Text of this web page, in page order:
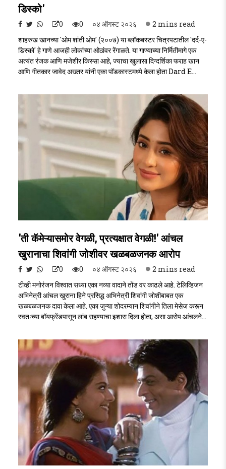
डिस्को'
0 0 ०४ ऑगस्ट २०२६
2 mins read
शाहरुख खानच्या 'ओम शांती ओम' (२००७) या ब्लॉकबस्टर चित्रपटातील 'दर्द-ए-
डिस्को' हे गाणे आजही लोकांच्या ओठांवर रेंगाळते. या गाण्याच्या निर्मितीमागे एक
अत्यंत रंजक आणि मजेशीर किस्सा आहे, ज्याचा खुलासा दिग्दर्शिका फराह खान
आणि गीतकार जावेद अख्तर यांनी एका पॉडकास्टमध्ये केला होता Dard E
'ती कॅमेऱ्यासमोर वेगळी, प्रत्यक्षात वेगळी!' आंचल
खुरानाचा शिवांगी जोशीवर खळबळजनक आरोप
0 0 ०४ ऑगस्ट २०२६
2 mins read
टीव्ही मनोरंजन विश्वात सध्या एका नव्या वादाने तोंड वर काढले आहे. टेलिव्हिजन
अभिनेत्री आंचल खुराना हिने प्रसिद्ध अभिनेत्री शिवांगी जोशीबाबत एक
खळबळजनक दावा केला आहे. एका जुन्या शोदरम्यान शिवांगीने तिला मेसेज करून
स्वतःच्या बॉयफ्रेंडपासून लांब राहण्याचा इशारा दिला होता, असा आरोप आंचलने
कुशल टंडन असावा असा अंदाज बांधण्यास सुरुवात केली आहे. Kushal
Tandon..